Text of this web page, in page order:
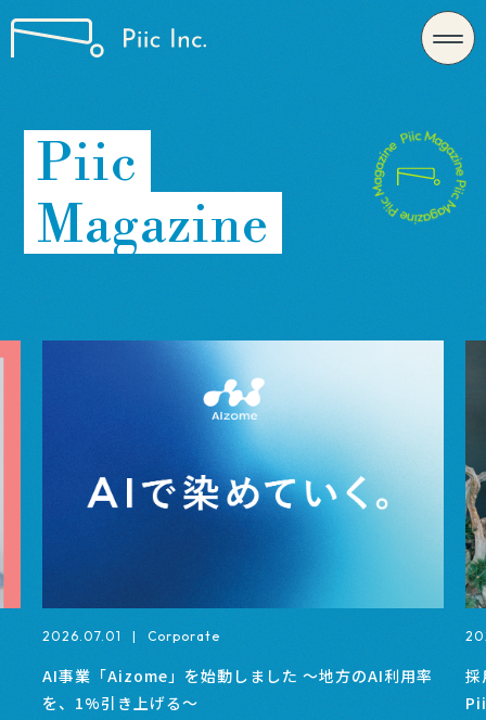
Piic
Magazine
2026.06.04 Interview
採用×クリエイティブが創出する、無限の可能性。
Piicの「リクルートプロデュース」がまなざしを向け
AI